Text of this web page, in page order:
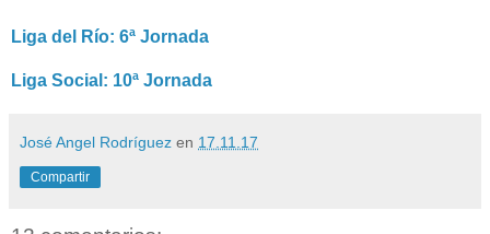
Liga del Río: 6ª Jornada
Liga Social: 10ª Jornada
José Angel Rodríguez en 17.11.17
Compartir